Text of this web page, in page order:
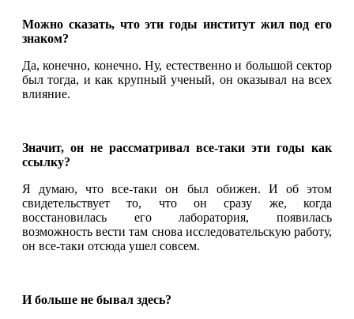
Можно сказать, что эти годы институт жил под его
знаком?
Да, конечно, конечно. Ну, естественно и большой сектор
был тогда, и как крупный ученый, он оказывал на всех
влияние.
Значит, он не рассматривал все-таки эти годы как
ссылку?
Я думаю, что все-таки он был обижен. И об этом
свидетельствует то, что он сразу же, когда
восстановилась его лаборатория, появилась
возможность вести там снова исследовательскую работу,
он все-таки отсюда ушел совсем.
И больше не бывал здесь?